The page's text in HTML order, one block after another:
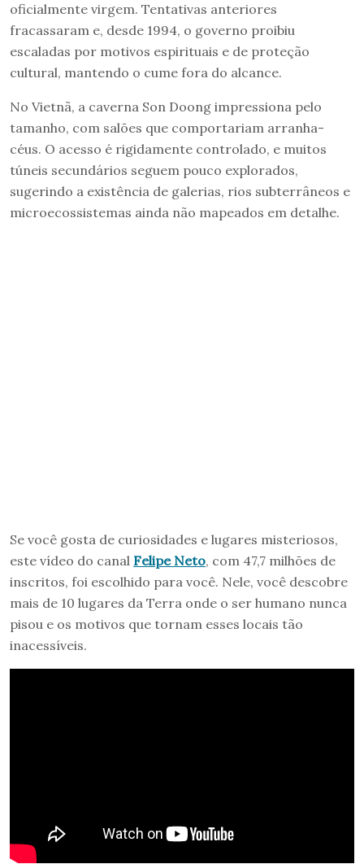
oficialmente virgem. Tentativas anteriores
fracassaram e, desde 1994, o governo proibiu
escaladas por motivos espirituais e de proteção
cultural, mantendo o cume fora do alcance.
No Vietnã, a caverna Son Doong impressiona pelo
tamanho, com salões que comportariam arranha-
céus. O acesso é rigidamente controlado, e muitos
túneis secundários seguem pouco explorados,
sugerindo a existência de galerias, rios subterrâneos e
microecossistemas ainda não mapeados em detalhe.
Se você gosta de curiosidades e lugares misteriosos,
este vídeo do canal Felipe Neto, com 47,7 milhões de
inscritos, foi escolhido para você. Nele, você descobre
mais de 10 lugares da Terra onde o ser humano nunca
pisou e os motivos que tornam esses locais tão
inacessíveis.